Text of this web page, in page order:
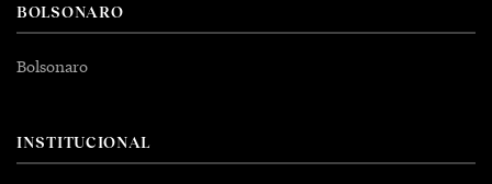
BOLSONARO
Bolsonaro
INSTITUCIONAL